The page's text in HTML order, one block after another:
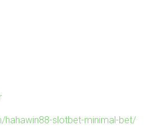
slotbet-minimal-bet/